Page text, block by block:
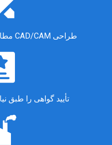
طراحی CAD/CAM مطابق با استانداردهای CCS
تأیید گواهی را طبق